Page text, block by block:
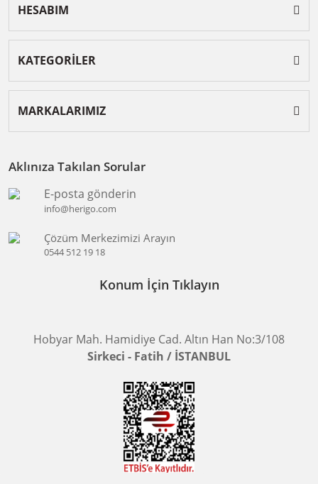
HESABIM
KATEGORİLER
MARKALARIMIZ
Aklınıza Takılan Sorular
E-posta gönderin
info@herigo.com
Çözüm Merkezimizi Arayın
0544 512 19 18
Konum İçin Tıklayın
Hobyar Mah. Hamidiye Cad. Altın Han No:3/108
Sirkeci - Fatih / İSTANBUL